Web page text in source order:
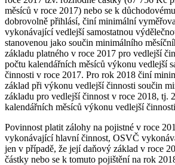
měsíců v roce 2017) nebo se k
dobrovolně přihlásí, činí minimální
vykonávající vedlejší samostatnou
stanovenou jako součin minimálního
základu platného v roce 2017 pro vedlejší
počtu kalendářních měsíců výkonu vedlejší
činnosti v roce 2017. Pro rok 2018 činí
základ při výkonu vedlejší činnosti součin
základu pro vedlejší činnost v roce 2018, tj.
kalendářních měsíců výkonu vedlejší
Povinnost platit zálohy na pojistné v roce
vykonávající hlavní činnost, OSVČ
jen v případě, že její daňový základ v roce
částky nebo se k tomuto pojištění na rok